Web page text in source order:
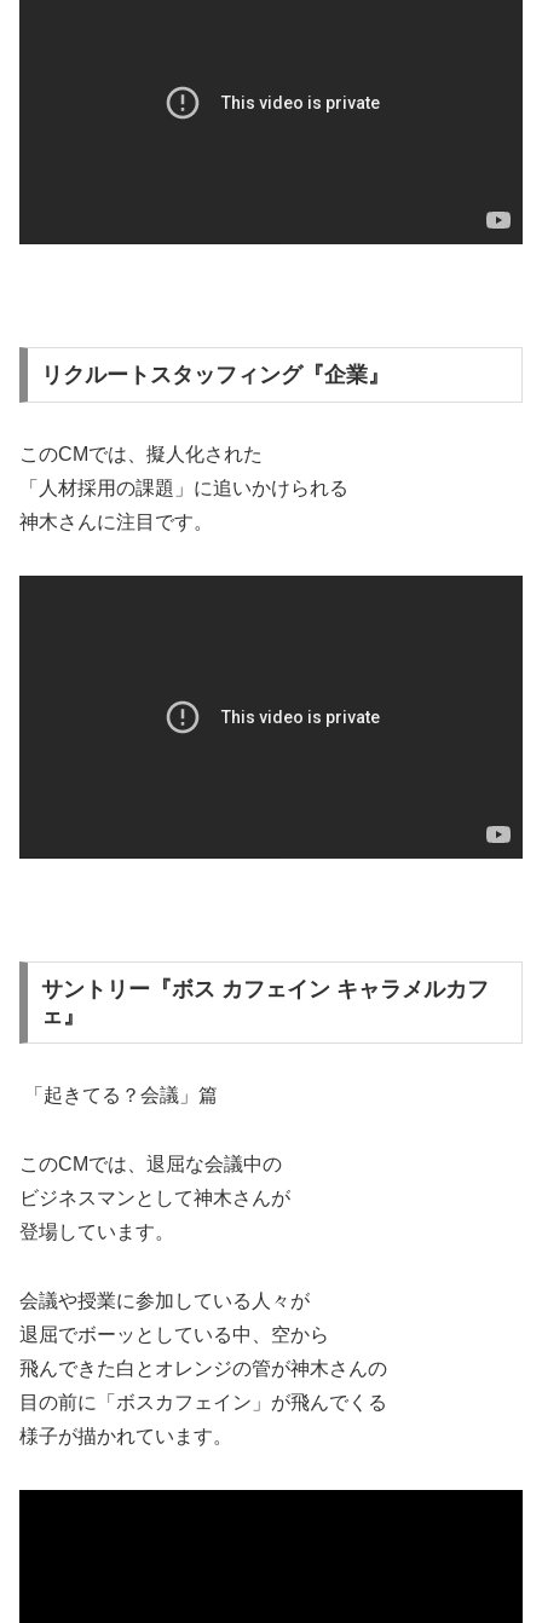
リクルートスタッフィング『企業』
このCMでは、擬人化された
「人材採用の課題」に追いかけられる
神木さんに注目です。
サントリー『ボス カフェイン キャラメルカフ
ェ』
「起きてる？会議」篇
このCMでは、退屈な会議中の
ビジネスマンとして神木さんが
登場しています。
会議や授業に参加している人々が
退屈でボーッとしている中、空から
飛んできた白とオレンジの管が神木さんの
目の前に「ボスカフェイン」が飛んでくる
様子が描かれています。